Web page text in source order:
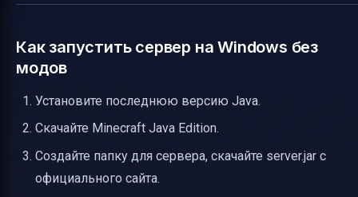
Как запустить сервер на Windows без
модов
Установите последнюю версию Java.
Скачайте Minecraft Java Edition.
Создайте папку для сервера, скачайте server.jar с
официального сайта.